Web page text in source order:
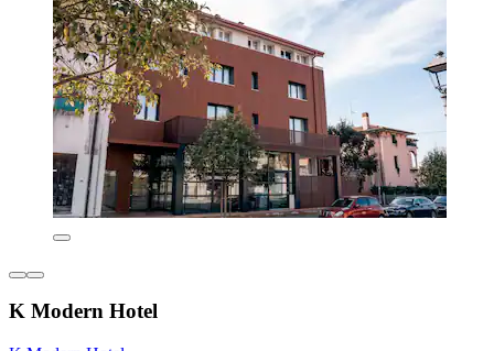
K Modern Hotel